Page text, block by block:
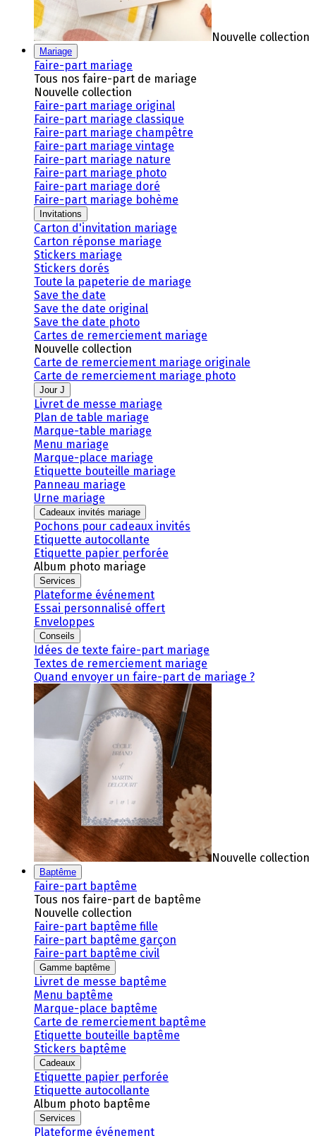
Nouvelle collection
Mariage
Faire-part mariage
Tous nos faire-part de mariage
Nouvelle collection
Faire-part mariage original
Faire-part mariage classique
Faire-part mariage champêtre
Faire-part mariage vintage
Faire-part mariage nature
Faire-part mariage photo
Faire-part mariage doré
Faire-part mariage bohème
Invitations
Carton d'invitation mariage
Carton réponse mariage
Stickers mariage
Stickers dorés
Toute la papeterie de mariage
Save the date
Save the date original
Save the date photo
Cartes de remerciement mariage
Nouvelle collection
Carte de remerciement mariage originale
Carte de remerciement mariage photo
Jour J
Livret de messe mariage
Plan de table mariage
Marque-table mariage
Menu mariage
Marque-place mariage
Etiquette bouteille mariage
Panneau mariage
Urne mariage
Cadeaux invités mariage
Pochons pour cadeaux invités
Etiquette autocollante
Etiquette papier perforée
Album photo mariage
Services
Plateforme événement
Essai personnalisé offert
Enveloppes
Conseils
Idées de texte faire-part mariage
Textes de remerciement mariage
Quand envoyer un faire-part de mariage ?
Nouvelle collection
Baptême
Faire-part baptême
Tous nos faire-part de baptême
Nouvelle collection
Faire-part baptême fille
Faire-part baptême garçon
Faire-part baptême civil
Gamme baptême
Livret de messe baptême
Menu baptême
Marque-place baptême
Carte de remerciement baptême
Etiquette bouteille baptême
Stickers baptême
Cadeaux
Etiquette papier perforée
Etiquette autocollante
Album photo baptême
Services
Plateforme événement